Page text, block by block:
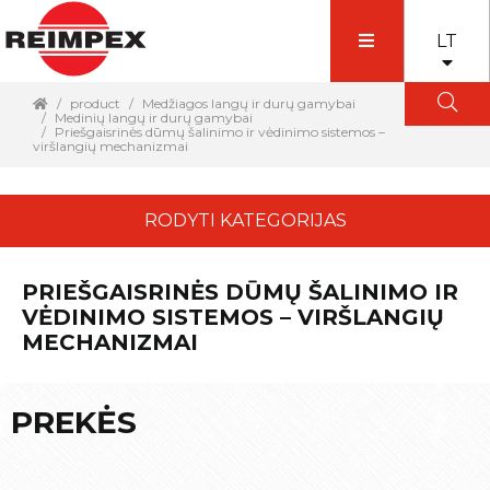
LT
product
Medžiagos langų ir durų gamybai
Medinių langų ir durų gamybai
Priešgaisrinės dūmų šalinimo ir vėdinimo sistemos –
viršlangių mechanizmai
RODYTI KATEGORIJAS
PRIEŠGAISRINĖS DŪMŲ ŠALINIMO IR
VĖDINIMO SISTEMOS – VIRŠLANGIŲ
MECHANIZMAI
PREKĖS